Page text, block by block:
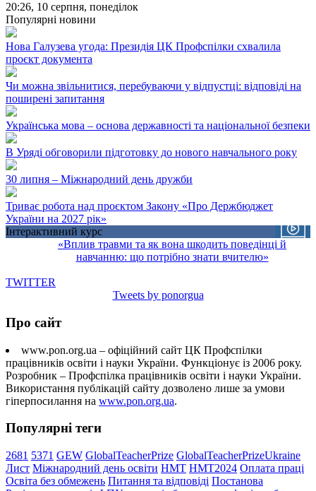
20:26, 10 серпня, понеділок
Популярні новини
Нова Галузева угода: Президія ЦК Профспілки схвалила
проєкт документа
Чи можна звільнитися, перебуваючи у відпустці: відповіді на
поширені запитання
Українська мова – основа державності та національної безпеки
В Уряді обговорили підготовку до нового навчального року
30 липня – Міжнародний день дружби
Триває робота над проєктом Закону «Про Держбюджет
України на 2027 рік»
Інтерактивний курс
«Вплив травми та як вона шкодить поведінці й
навчанню: що потрібно знати вчителю»
TWITTER
Tweets by ponorgua
Про сайт
www.pon.org.ua – офіційний сайт ЦК Профспілки
працівників освіти і науки України. Функціонує із 2006 року.
Розробник – Профспілка працівників освіти і науки України.
Використання публікацій сайту дозволено лише за умови
гіперпосилання на www.pon.org.ua.
Популярні теги
2681 5371 GEW GlobalTeacherPrize GlobalTeacherPrizeUkraine
Лист Міжнародний день освіти НМТ НМТ2024 Оплата праці
Освіта без обмежень Питання та відповіді Постанова